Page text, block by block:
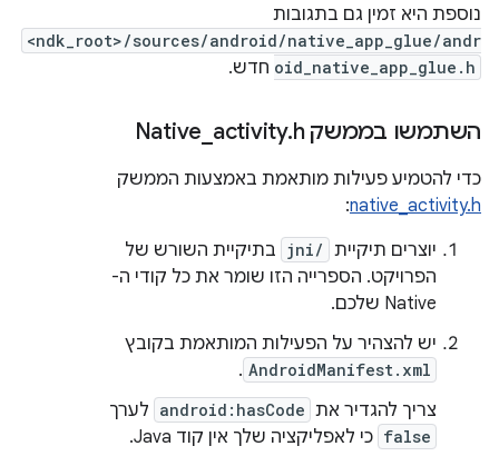
נוספת היא זמין גם בתגובות
<ndk_root>/sources/android/native_app_glue/andr
oid_native_app_glue.h חדש.
השתמשו בממשק Native activity.h
כדי להטמיע פעילות מותאמת באמצעות הממשק
native_activity.h
:
יוצרים תיקיית jni/ בתיקיית השורש של
הפרויקט. הספרייה הזו שומר את כל קודי ה-
Native שלכם.
יש להצהיר על הפעילות המותאמת בקובץ
AndroidManifest.xml
.
צריך להגדיר את android:hasCode לערך
false כי לאפליקציה שלך אין קוד Java.